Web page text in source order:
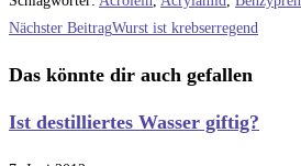
Weitere
Nächster BeitragWurst ist krebserregend
Das könnte dir auch gefallen
Ist destilliertes Wasser giftig?